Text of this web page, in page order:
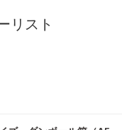
ログアウト
リスト